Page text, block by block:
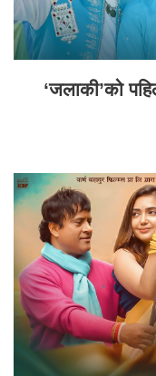
‘जलाकी’को